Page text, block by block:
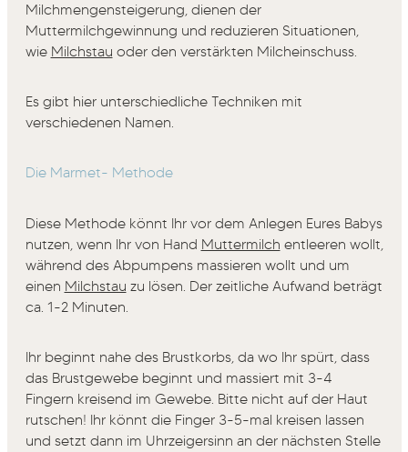
Milchmengensteigerung, dienen der
Muttermilchgewinnung und reduzieren Situationen,
wie Milchstau oder den verstärkten Milcheinschuss.
Es gibt hier unterschiedliche Techniken mit
verschiedenen Namen.
Die Marmet- Methode
Diese Methode könnt Ihr vor dem Anlegen Eures Babys
nutzen, wenn Ihr von Hand Muttermilch entleeren wollt,
während des Abpumpens massieren wollt und um
einen Milchstau zu lösen. Der zeitliche Aufwand beträgt
ca. 1-2 Minuten.
Ihr beginnt nahe des Brustkorbs, da wo Ihr spürt, dass
das Brustgewebe beginnt und massiert mit 3-4
Fingern kreisend im Gewebe. Bitte nicht auf der Haut
rutschen! Ihr könnt die Finger 3-5-mal kreisen lassen
und setzt dann im Uhrzeigersinn an der nächsten Stelle